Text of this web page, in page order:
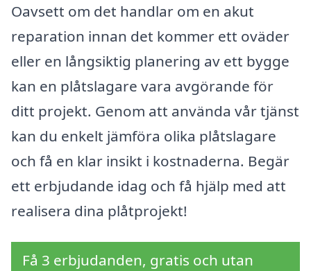
Oavsett om det handlar om en akut
reparation innan det kommer ett oväder
eller en långsiktig planering av ett bygge
kan en plåtslagare vara avgörande för
ditt projekt. Genom att använda vår tjänst
kan du enkelt jämföra olika plåtslagare
och få en klar insikt i kostnaderna. Begär
ett erbjudande idag och få hjälp med att
realisera dina plåtprojekt!
Få 3 erbjudanden, gratis och utan